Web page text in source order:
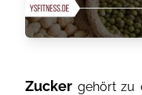
Zucker gehört zu